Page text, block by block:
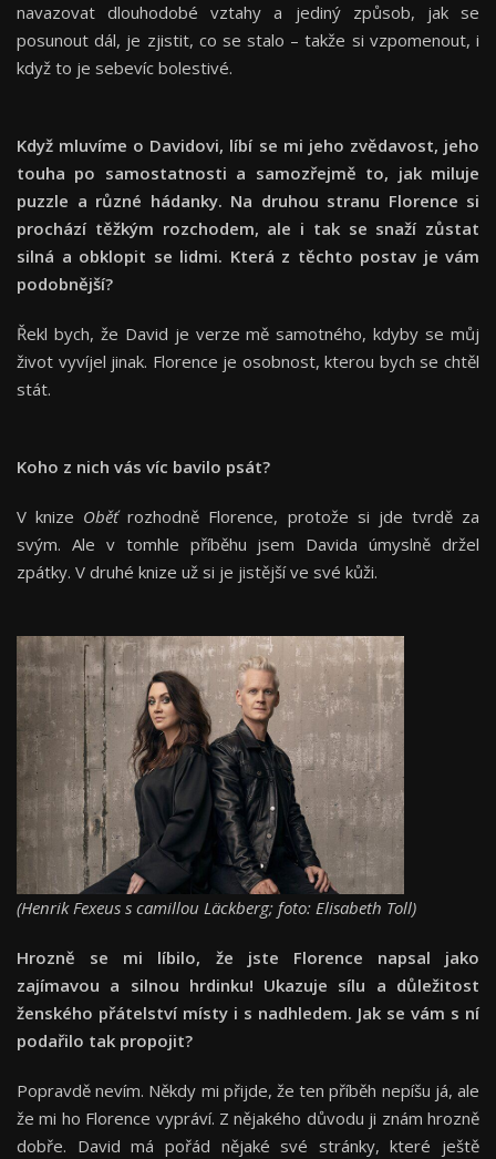
navazovat dlouhodobé vztahy a jediný způsob, jak se
posunout dál, je zjistit, co se stalo – takže si vzpomenout, i
když to je sebevíc bolestivé.
Když mluvíme o Davidovi, líbí se mi jeho zvědavost, jeho
touha po samostatnosti a samozřejmě to, jak miluje
puzzle a různé hádanky. Na druhou stranu Florence si
prochází těžkým rozchodem, ale i tak se snaží zůstat
silná a obklopit se lidmi. Která z těchto postav je vám
podobnější?
Řekl bych, že David je verze mě samotného, kdyby se můj
život vyvíjel jinak. Florence je osobnost, kterou bych se chtěl
stát.
Koho z nich vás víc bavilo psát?
V knize Oběťrozhodně Florence, protože si jde tvrdě za
svým. Ale v tomhle příběhu jsem Davida úmyslně držel
zpátky. V druhé knize už si je jistější ve své kůži.
(Henrik Fexeus s camillou Läckberg; foto: Elisabeth Toll)
Hrozně se mi líbilo, že jste Florence napsal jako
zajímavou a silnou hrdinku! Ukazuje sílu a důležitost
ženského přátelství místy i s nadhledem. Jak se vám s ní
podařilo tak propojit?
Popravdě nevím. Někdy mi přijde, že ten příběh nepíšu já, ale
že mi ho Florence vypráví. Z nějakého důvodu ji znám hrozně
dobře. David má pořád nějaké své stránky, které ještě